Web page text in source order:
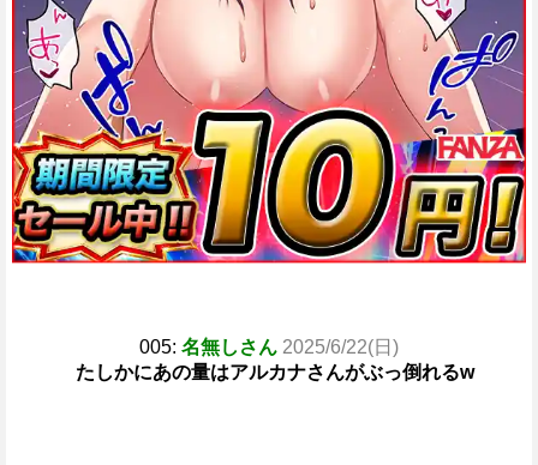
005: 名無しさん 2025/6/22(日)
たしかにあの量はアルカナさんがぶっ倒れるw